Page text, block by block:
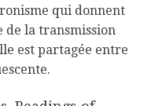
qui donnent
de la transmission
est partagée entre